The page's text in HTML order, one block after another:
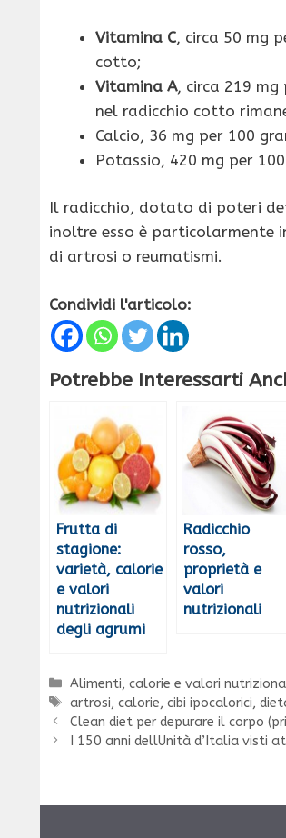
Vitamina C, circa 50 mg
cotto;
Vitamina A, circa 219
nel radicchio cotto
Calcio, 36 mg per 100
Potassio, 420 mg per
Il radicchio, dotato di poteri
inoltre esso è particolarmente
di artrosi o reumatismi.
Condividi l'articolo:
Potrebbe Interessarti
Frutta di
stagione:
varietà, calorie
e valori
nutrizionali
degli agrumi
Radicchio
rosso,
proprietà e
valori
nutrizionali
Categorie
Alimenti, calorie e valori
Tag
artrosi,calorie,cibi ipocalorici,
Clean diet per depurare il corpo
I 150 anni dellUnità d’Italia visti